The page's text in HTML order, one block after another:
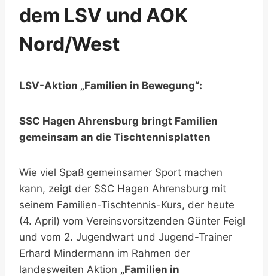
dem LSV und AOK
Nord/West
LSV-Aktion „Familien in Bewegung“:
SSC Hagen Ahrensburg bringt Familien
gemeinsam an die Tischtennisplatten
Wie viel Spaß gemeinsamer Sport machen
kann, zeigt der SSC Hagen Ahrensburg mit
seinem Familien-Tischtennis-Kurs, der heute
(4. April) vom Vereinsvorsitzenden Günter Feigl
und vom 2. Jugendwart und Jugend-Trainer
Erhard Mindermann im Rahmen der
landesweiten Aktion „Familien in